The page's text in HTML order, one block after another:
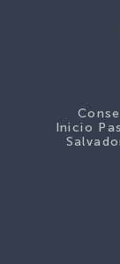
Inicio